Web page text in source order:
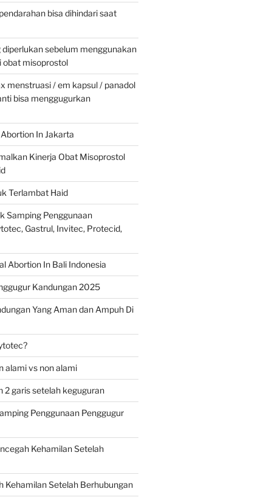
bisa dihindari saat
diperlukan sebelum menggunakan
obat misoprostol
menstruasi / em kapsul / panadol
bisa menggugurkan
In Jakarta
Kinerja Obat Misoprostol
Terlambat Haid
Samping Penggunaan
Gastrul, Invitec, Protecid,
Abortion In Bali Indonesia
Kandungan 2025
Yang Aman dan Ampuh Di
alami vs non alami
2 garis setelah keguguran
Penggunaan Penggugur
Kehamilan Setelah
Kehamilan Setelah Berhubungan